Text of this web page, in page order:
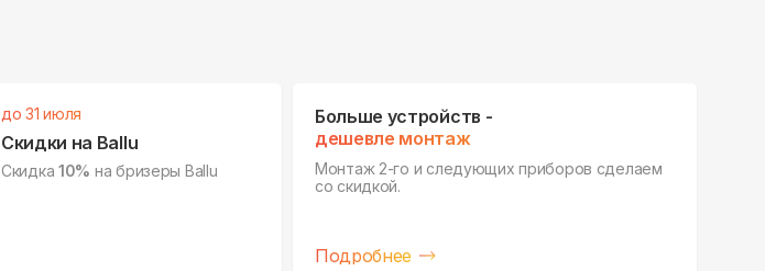
до 31 июля
Скидки на Ballu
Скидка10% на бризеры Ballu
Больше устройств -
дешевле монтаж
Монтаж 2-го и следующих приборов сделаем
со скидкой.
Подробнее